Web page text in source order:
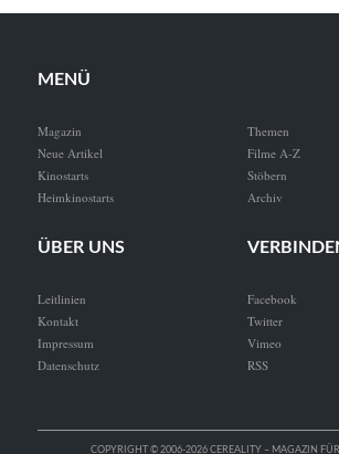
MENÜ
Magazin
Neue Artikel
Kinostarts
Heimkinostarts
Themen
Filme A-Z
Stöbern
Archiv
ÜBER UNS
Leitlinien
Kontakt
Impressum
Datenschutz
Facebook
Twitter
Vimeo
RSS
COPYRIGHT © 2006-2026 CEREALITY – MAGAZIN